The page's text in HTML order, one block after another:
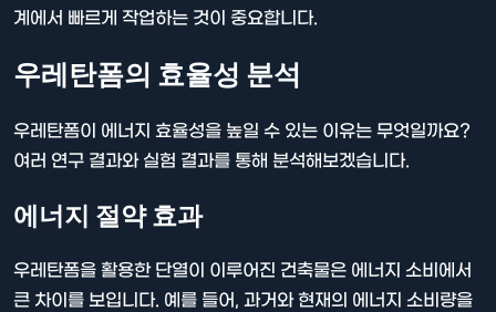
계에서 빠르게 작업하는 것이 중요합니다.
우레탄폼의 효율성 분석
우레탄폼이 에너지 효율성을 높일 수 있는 이유는 무엇일까요?
여러 연구 결과와 실험 결과를 통해 분석해보겠습니다.
에너지 절약 효과
우레탄폼을 활용한 단열이 이루어진 건축물은 에너지 소비에서
큰 차이를 보입니다. 예를 들어, 과거와 현재의 에너지 소비량을